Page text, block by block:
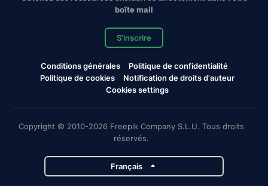
boîte mail
S'inscrire
Conditions générales
Politique de confidentialité
Politique de cookies
Notification de droits d'auteur
Cookies settings
Copyright © 2010-2026 Freepik Company S.L.U. Tous droits
réservés.
Français